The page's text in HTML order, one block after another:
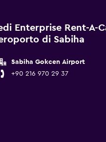
Enterprise Rent-A-
di Sabiha
Sabiha Gokcen Airport
+90 216 970 29 37